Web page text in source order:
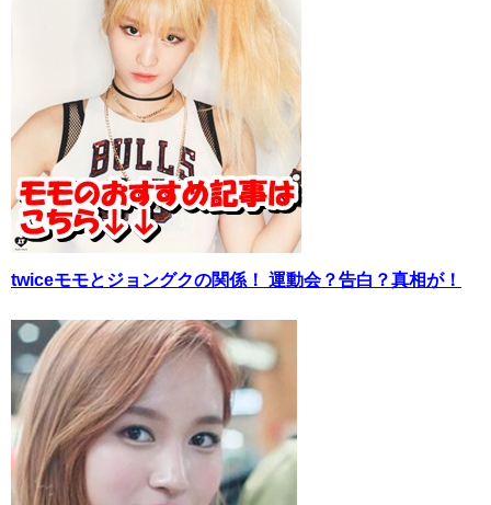
twiceモモとジョングクの関係！ 運動会？告白？真相が！